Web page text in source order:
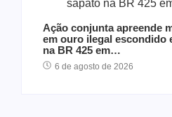
Ação conjunta apreende
em ouro ilegal escondido
na BR 425 em…
6 de agosto de 2026